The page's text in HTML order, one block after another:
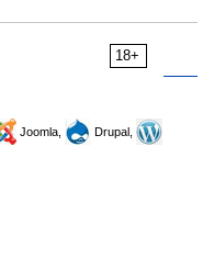
18+
Joomla,
Drupal,